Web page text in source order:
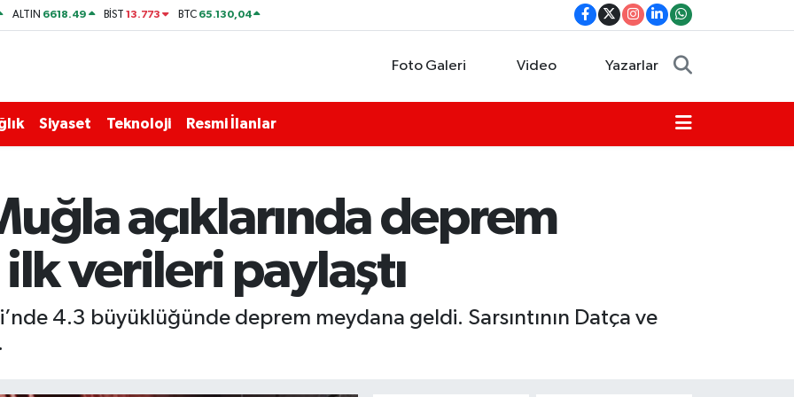
ALTIN 6618.49 BİST13.773 BTC 65.130,04
Foto Galeri Video Yazarlar
Siyaset Teknoloji Resmi İlanlar
açıklarında deprem
verileri paylaştı
4.3 büyüklüğünde deprem meydana geldi. Sarsıntının Datça ve